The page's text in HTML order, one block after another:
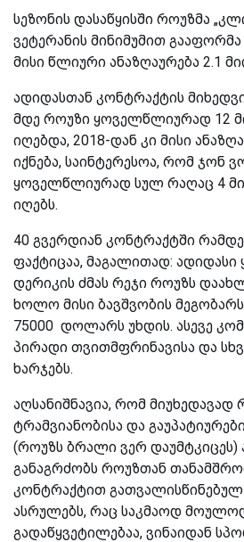
სეზონის დასაწყისში როუზმა
ვეტერანის მინიმუმით
მისი წლიური ანაზღაურება 2.1
ადიდასთან კონტრაქტის
მდე როუზი ყოველწლიურად 12
იღებდა, 2018-დან კი მისი
იქნება, საინტერესოა, რომ ჯონ
ყოველწლიურად სულ რაღაც 4
იღებს.
40 გვერდიან კონტრაქტში
ფაქტიცაა, მაგალითად:
დერიკის ძმას რეჯი როუზს
ხოლო მისი ბავშვობის
75000 დოლარს უხდის. ასევე
პირადი თვითმფრინავისა და
ხარჯებს.
აღსანიშნავია, რომ მიუხედავად
ტრამვიანობისა და
(როუზს ბრალი ვერ დაუმტკიცეს)
განაგრძობს როუზთან
კონტრაქტით
ასრულებს, რაც საკმაოდ
გადაწყვეტილებაა, ვინაიდან